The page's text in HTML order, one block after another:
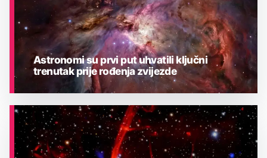
ASTRONOMIJA
Astronomi su prvi put uhvatili ključni
trenutak prije rođenja zvijezde